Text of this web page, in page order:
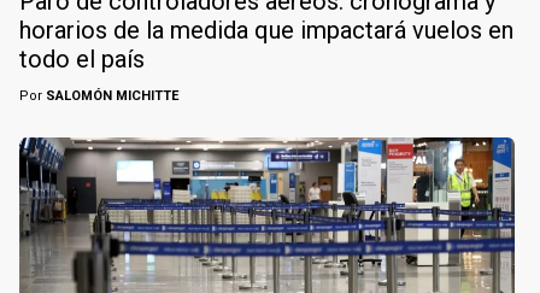
horarios de la medida que impactará vuelos en
todo el país
Por SALOMÓN MICHITTE